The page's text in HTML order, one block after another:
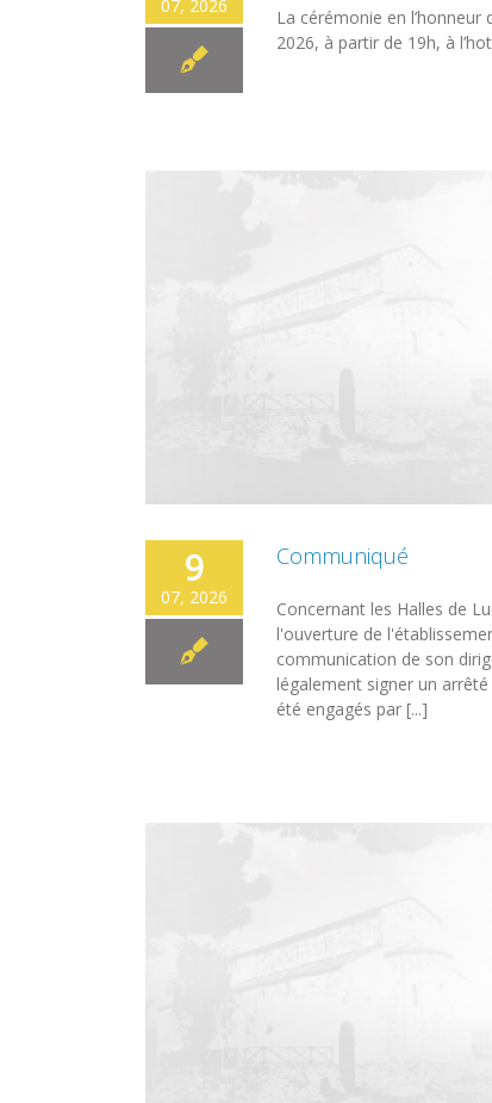
07, 2026
La cérémonie en
2026, à partir de 19h, à
9
07, 2026
Communiqué
Concernant les Halles de
l'ouverture de
communication de son
légalement signer un
été engagés par [...]